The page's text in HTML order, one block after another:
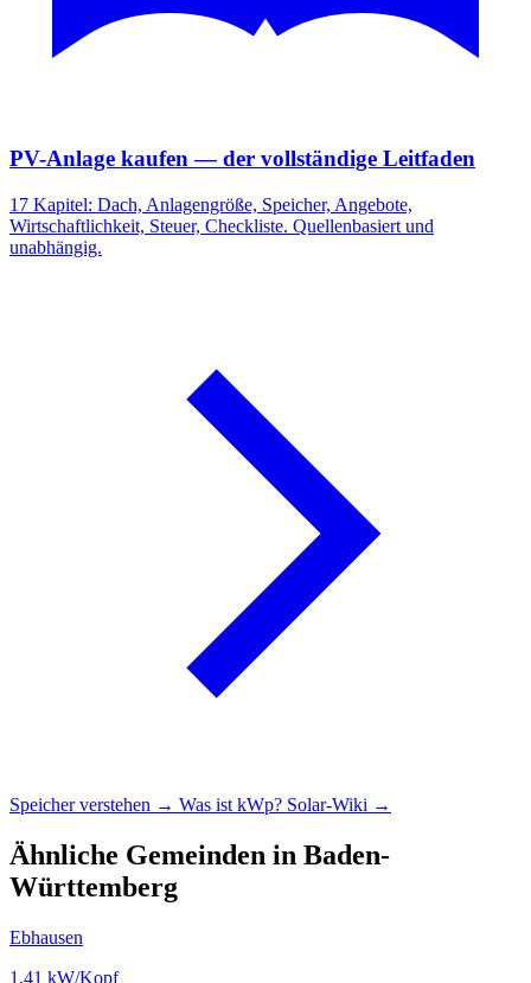
PV-Anlage kaufen — der vollständige Leitfaden
17 Kapitel: Dach, Anlagengröße, Speicher, Angebote,
Wirtschaftlichkeit, Steuer, Checkliste. Quellenbasiert und
unabhängig.
Speicher verstehen → Was ist kWp? Solar-Wiki →
Ähnliche Gemeinden in Baden-
Württemberg
Ebhausen
1,41 kW/Kopf